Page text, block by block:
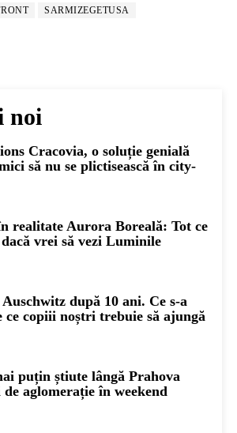
SARMIZEGETUSA
noi
Cracovia, o soluție genială
să nu se plictisească în city-
realitate Aurora Boreală: Tot ce
vrei să vezi Luminile
după 10 ani. Ce s-a
ce copiii noștri trebuie să ajungă
puțin știute lângă Prahova
aglomerație în weekend